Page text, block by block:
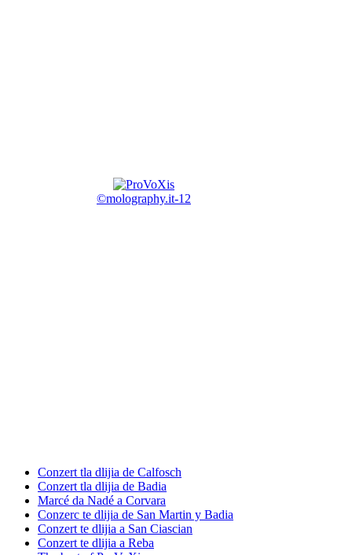
©molography.it-12
Conzert tla dlijia de Calfosch
Conzert tla dlijia de Badia
Marcé da Nadé a Corvara
Conzerc te dlijia de San Martin y Badia
Conzert te dlijia a San Ciascian
Conzert te dlijia a Reba